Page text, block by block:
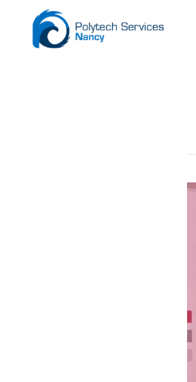
Panneau de gestion des cookies